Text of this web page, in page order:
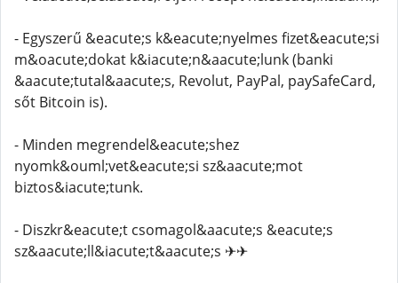
- Egyszerű &eacute;s k&eacute;nyelmes fizet&eacute;si
m&oacute;dokat k&iacute;n&aacute;lunk (banki
&aacute;tutal&aacute;s, Revolut, PayPal, paySafeCard,
sőt Bitcoin is).
- Minden megrendel&eacute;shez
nyomk&ouml;vet&eacute;si sz&aacute;mot
biztos&iacute;tunk.
- Diszkr&eacute;t csomagol&aacute;s &eacute;s
sz&aacute;ll&iacute;t&aacute;s ✈✈